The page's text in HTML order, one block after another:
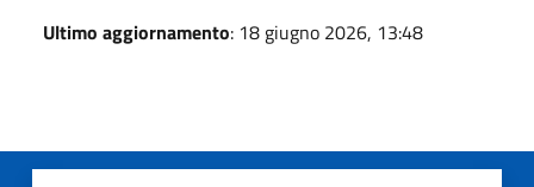
Ultimo aggiornamento: 18 giugno 2026, 13:48